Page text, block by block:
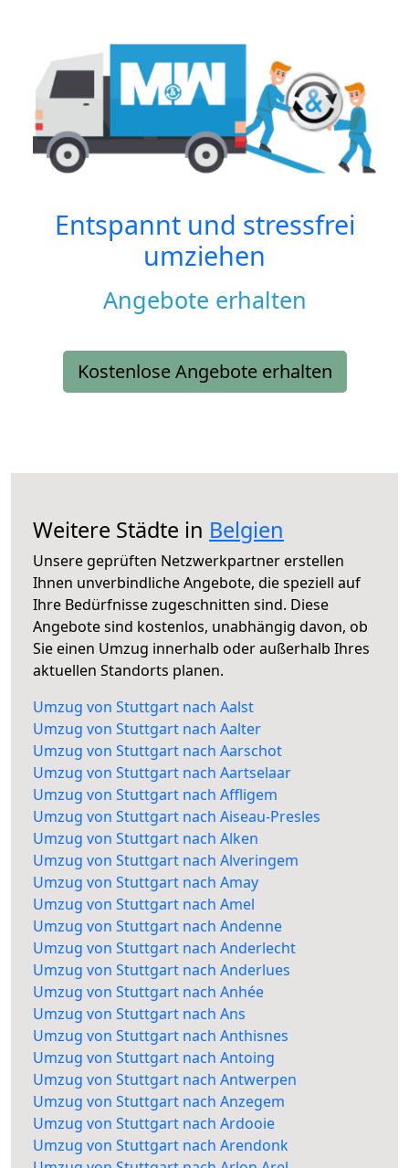
Entspannt und stressfrei
umziehen
Angebote erhalten
Kostenlose Angebote erhalten
Weitere Städte in Belgien
Unsere geprüften Netzwerkpartner erstellen
Ihnen unverbindliche Angebote, die speziell auf
Ihre Bedürfnisse zugeschnitten sind. Diese
Angebote sind kostenlos, unabhängig davon, ob
Sie einen Umzug innerhalb oder außerhalb Ihres
aktuellen Standorts planen.
Umzug von Stuttgart nach Aalst
Umzug von Stuttgart nach Aalter
Umzug von Stuttgart nach Aarschot
Umzug von Stuttgart nach Aartselaar
Umzug von Stuttgart nach Affligem
Umzug von Stuttgart nach Aiseau-Presles
Umzug von Stuttgart nach Alken
Umzug von Stuttgart nach Alveringem
Umzug von Stuttgart nach Amay
Umzug von Stuttgart nach Amel
Umzug von Stuttgart nach Andenne
Umzug von Stuttgart nach Anderlecht
Umzug von Stuttgart nach Anderlues
Umzug von Stuttgart nach Anhée
Umzug von Stuttgart nach Ans
Umzug von Stuttgart nach Anthisnes
Umzug von Stuttgart nach Antoing
Umzug von Stuttgart nach Antwerpen
Umzug von Stuttgart nach Anzegem
Umzug von Stuttgart nach Ardooie
Umzug von Stuttgart nach Arendonk